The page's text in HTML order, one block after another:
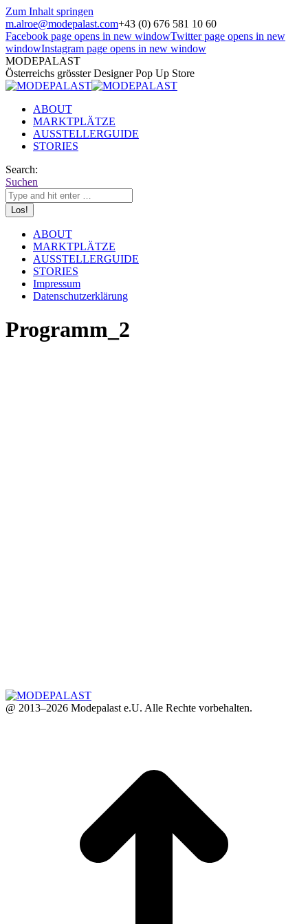
Zum Inhalt springen
m.alroe@modepalast.com+43 (0) 676 581 10 60
Facebook page opens in new windowTwitter page opens in new
windowInstagram page opens in new window
MODEPALAST
Österreichs grösster Designer Pop Up Store
ABOUT
MARKTPLÄTZE
AUSSTELLERGUIDE
STORIES
Search:
Suchen
ABOUT
MARKTPLÄTZE
AUSSTELLERGUIDE
STORIES
Impressum
Datenschutzerklärung
Programm_2
@ 2013–2026 Modepalast e.U. Alle Rechte vorbehalten.